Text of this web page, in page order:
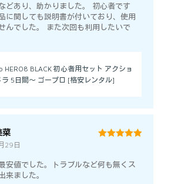
どあり、助かりました。 初心者です
に関しても説明書が付いており、使用
んでした。 また次回も利用したいで
HERO8 BLACK 初心者用セット アクショ
ラ 5日間～ ゴープロ [格安レンタル]
菜
29日
安値でした。トラブルなど何も無くス
来ました。